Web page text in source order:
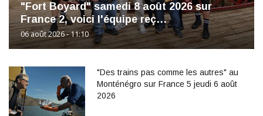
"Fort Boyard" samedi 8 août 2026 sur
France 2, voici l'équipe reç…
06 août 2026 - 11:10
"Des trains pas comme les autres" au
Monténégro sur France 5 jeudi 6 août
2026